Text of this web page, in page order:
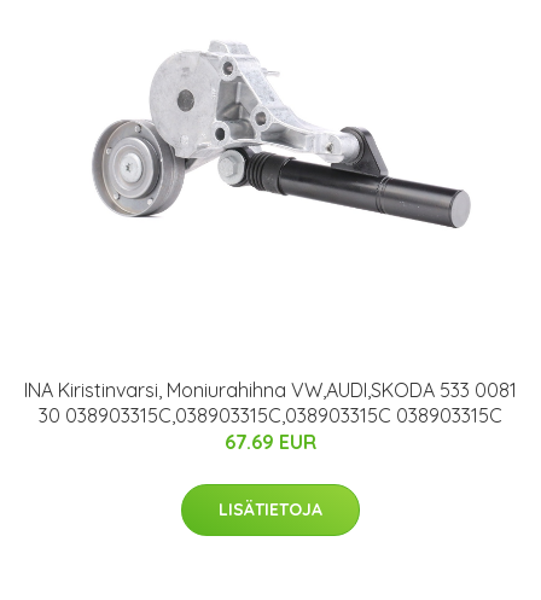
INA Kiristinvarsi, Moniurahihna VW,AUDI,SKODA 533 0081
30 038903315C,038903315C,038903315C 038903315C
67.69 EUR
LISÄTIETOJA